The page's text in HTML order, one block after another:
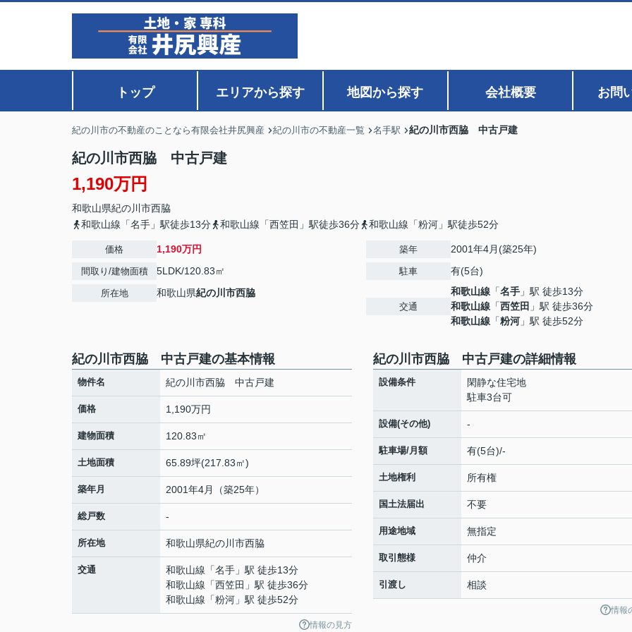
トップ エリアから探す 地図から探す 会社概要 お問
紀の川市の不動産のことなら有限会社井尻興産 紀の川市の不動産一覧 名手駅 紀の川市西脇 中古戸建
紀の川市西脇 中古戸建
1,190万円
和歌山県紀の川市西脇
和歌山線「名手」駅徒歩13分
和歌山線「西笠田」駅徒歩36分 和歌山線「粉河」駅徒歩52分
価格 1,190万円
間取り/建物面積 5LDK/120.83㎡
所在地 和歌山県紀の川市西脇
築年 2001年4月(築25年)
駐車 有(5台)
交通
和歌山線 「名手 」駅 徒歩13分
和歌山線 「西笠田 」駅 徒歩36分
和歌山線 「粉河 」駅 徒歩52分
紀の川市西脇 中古戸建の基本情報
物件名 紀の川市西脇 中古戸建
価格 1,190万円
建物面積 120.83㎡
土地面積 65.89坪(217.83㎡)
築年月 2001年4月（築25年）
総戸数 -
所在地 和歌山県紀の川市西脇
交通 和歌山線 「名手 」駅 徒歩13分
和歌山線 「西笠田 」駅 徒歩36分
和歌山線 「粉河 」駅 徒歩52分
情報の見方
紀の川市西脇 中古戸建の詳細情報
設備条件
閑静な住宅地
駐車3台可
設備(その他) -
駐車場/月額 有(5台)/-
土地権利 所有権
国土法届出 不要
用途地域 無指定
取引態様 仲介
引渡し 相談
情報